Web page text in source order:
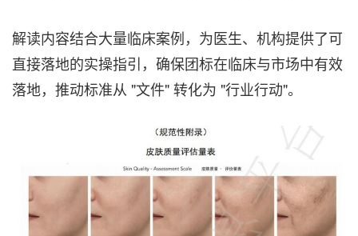
解读内容结合大量临床案例，为医生、机构提供了可
直接落地的实操指引，确保团标在临床与市场中有效
落地，推动标准从 "文件" 转化为 "行业行动"。